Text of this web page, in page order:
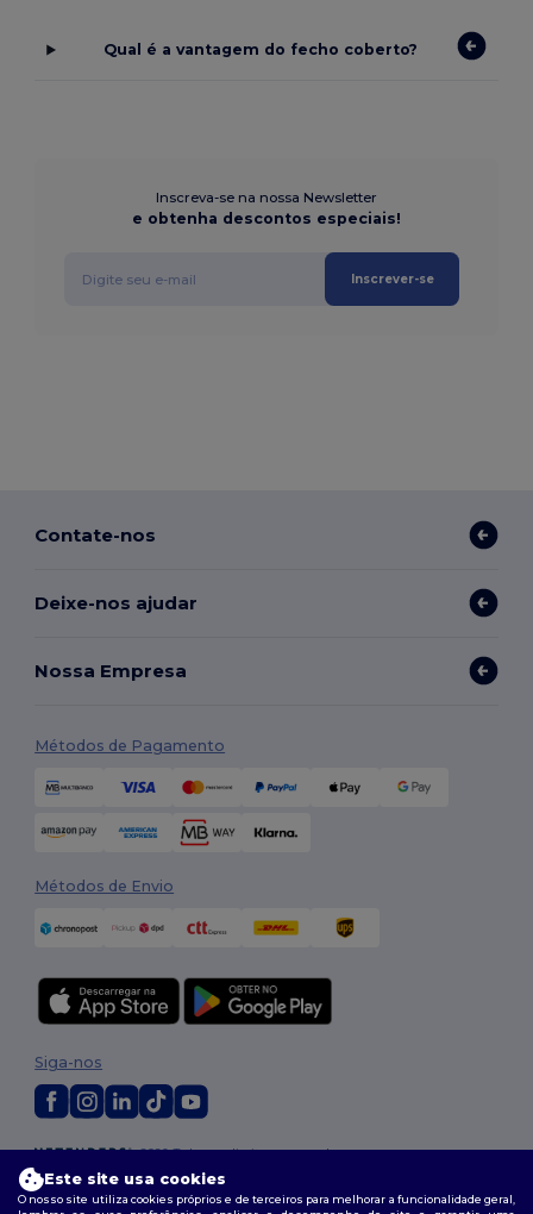
Qual é a vantagem do fecho coberto?
Inscreva-se na nossa Newsletter
e obtenha descontos especiais!
Inscrever-se
Contate-nos
Deixe-nos ajudar
Nossa Empresa
Métodos de Pagamento
Métodos de Envio
2026. Todos os direitos reservados
Termos e Condições |Política de personalização
|Política de cookies|Mapa do Site
Siga-nos
Este site usa cookies
O nosso site utiliza cookies próprios e de terceiros para melhorar a funcionalidade geral,